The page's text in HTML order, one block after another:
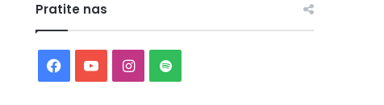
Pratite nas
Facebook
YouTubeInstagram
Spotify